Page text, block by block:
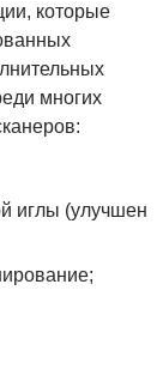
которые
многих
иглы (улучшен